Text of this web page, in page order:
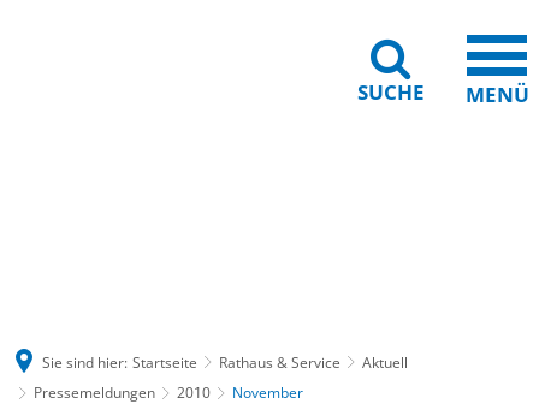
SUCHE MENÜ
Sie sind hier: Startseite Rathaus & Service
Aktuell
Pressemeldungen
2010 November